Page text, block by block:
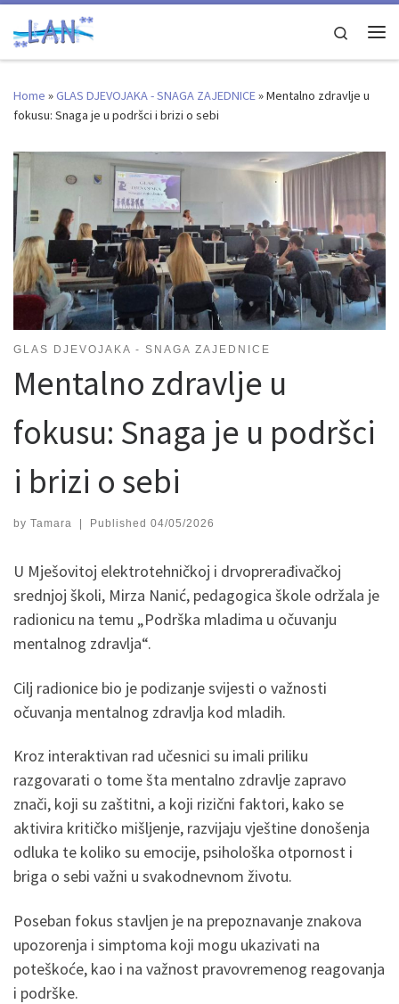
Skip to content
Search
Home »GLAS DJEVOJAKA - SNAGA ZAJEDNICE»Mentalno zdravlje u
fokusu: Snaga je u podršci i brizi o sebi
GLAS DJEVOJAKA - SNAGA ZAJEDNICE
Mentalno zdravlje u
fokusu: Snaga je u podršci
i brizi o sebi
by Tamara Published 04/05/2026
U Mješovitoj elektrotehničkoj i drvoprerađivačkoj
srednjoj školi, Mirza Nanić, pedagogica škole održala je
radionicu na temu „Podrška mladima u očuvanju
mentalnog zdravlja“.
Cilj radionice bio je podizanje svijesti o važnosti
očuvanja mentalnog zdravlja kod mladih.
Kroz interaktivan rad učesnici su imali priliku
razgovarati o tome šta mentalno zdravlje zapravo
znači, koji su zaštitni, a koji rizični faktori, kako se
aktivira kritičko mišljenje, razvijaju vještine donošenja
odluka te koliko su emocije, psihološka otpornost i
briga o sebi važni u svakodnevnom životu.
Poseban fokus stavljen je na prepoznavanje znakova
upozorenja i simptoma koji mogu ukazivati na
poteškoće, kao i na važnost pravovremenog reagovanja
i podrške.